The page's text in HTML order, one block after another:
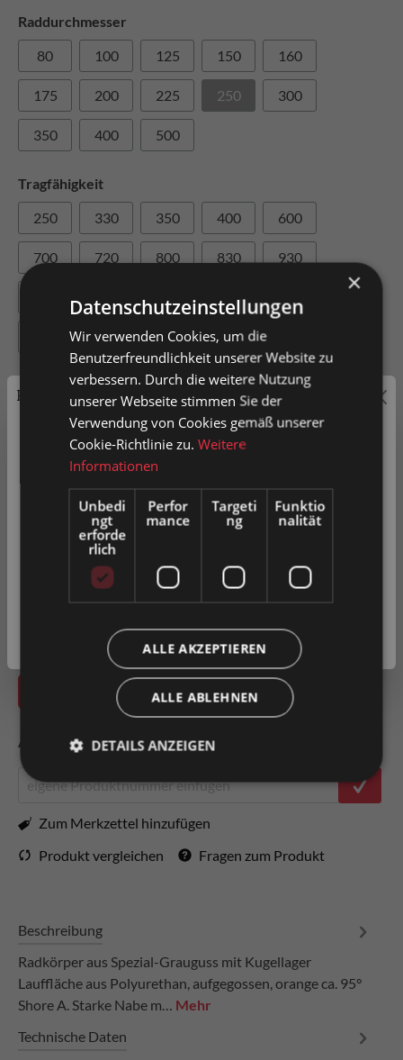
Raddurchmesser
80
100 125 150 160
175 200 225 250 300
350 400 500
Tragfähigkeit
250
330 350 400 600
700 720 800 830 930
1200 1500 2200
3300 3500 3800
Achslochdurchmesser
15 20 25 30
Radbreite
35
70 80 100
In den Warenkorb
Artikel-Nr. 0033351
Zum Merkzettel hinzufügen
Produkt vergleichen
Fragen zum Produkt
Beschreibung
Radkörper aus Spezial-Grauguss mit Kugellager
Lauffläche aus Polyurethan, aufgegossen, orange ca. 95°
Shore A. Starke Nabe m… Mehr
Technische Daten
Preisauszeichnung
Privatkunden können Preise mit MwSt. (brutto) und
Geschäftskunden Preise ohne MwSt. (netto) angezeigt
werden.
Bitte wählen Sie Ihre bevorzugte Einstellung:
Privatkunde
Geschäftskunde( exkl. MwSt. )
×
Datenschutzeinstellungen
Wir verwenden Cookies, um die
Benutzerfreundlichkeit unserer Website zu
verbessern. Durch die weitere Nutzung
unserer Webseite stimmen Sie der
Verwendung von Cookies gemäß unserer
Cookie-Richtlinie zu.Weitere
Informationen
Unbedi
ngt
erforde
rlich
Perfor
mance
Targeti
ng
Funktio
nalität
ALLE AKZEPTIEREN
ALLE ABLEHNEN
DETAILS ANZEIGEN